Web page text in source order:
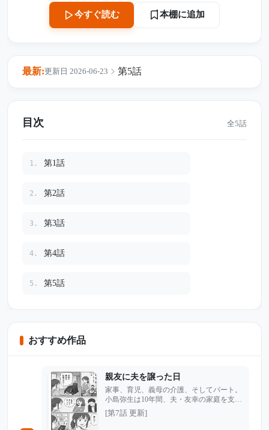
し、和子は泣きもせず、怒りもしなかった。 「はい、喜ん
の設計図は、妻が差し出した一通の書類によって音を立て
今すぐ読む 本棚に追加
最新: 第5話
更新日 2026-06-23
目次 全5話
1. 第1話
2. 第2話
3. 第3話
4. 第4話
5. 第5話
おすすめ作品
親友に夫を譲った日
家事、育児、義母の介護、そしてパート。
小島弥生は10年間、夫・友幸の家庭を支え
るために、休む暇もなく働き続けてきた。
そんなある日、出張から戻ったはずの夫
[第7話 更新]